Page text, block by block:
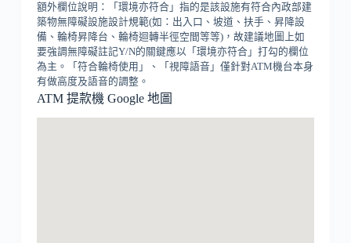
額外欄位說明：「環境亦符合」指的是該設施有符合內政部建
築物無障礙設施設計規範(如：出入口、坡道、扶手、昇降設
備、輪椅昇降台、輪椅迴轉半徑空間等等)，故建議地圖上如
要強調無障礙註記Y/N的關鍵應以「環境亦符合」打勾的欄位
為主。「符合輪椅使用」、「視障語音」僅針對ATM機台本身
有做高度及語音的調整。
ATM 提款機 Google 地圖